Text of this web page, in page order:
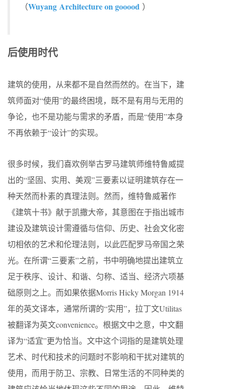
（Wuyang Architecture on gooood ）
后使用时代
建筑的使用，从来都不是自然而然的。在当下，建
筑师面对“使用”的最终困境，既不是有用与无用的
争论，也不是功能与需求的矛盾，而是“使用”本身
不再依赖于“设计”的实现。
很多时候，我们喜欢例举古罗马建筑师维特鲁威提
出的“坚固、实用、美观”三要素以证明建筑存在一
种天然而朴素的真理法则。然而，维特鲁威著作
《建筑十书》献于凯撒大帝，其意图在于指出城市
建设及建筑设计需遵循与信仰、历史、社会文化密
切相依的艺术和伦理法则，以此匹配罗马帝国之荣
光。在所谓“三要素”之前，书中明确地提出建筑立
足于秩序、设计、和谐、匀称、适当、经济六项基
础原则之上。而如果依据Morris Hicky Morgan 1914
年的英文译本，通常所谓的“实用”，拉丁文Utilitas
被翻译为英文convenience。根据文中之意，中文翻
译为“适宜”更为恰当。文中这个词指的是建筑处理
艺术、时代和技术的问题时不影响和干扰对建筑的
使用，而用于防卫、宗教、日常生活的不同种类的